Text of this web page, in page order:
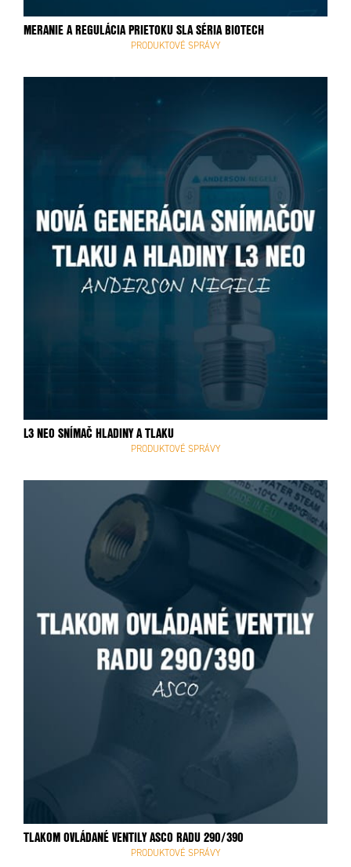
MERANIE A REGULÁCIA PRIETOKU SLA SÉRIA BIOTECH
PRODUKTOVÉ SPRÁVY
L3 NEO SNÍMAČ HLADINY A TLAKU
PRODUKTOVÉ SPRÁVY
TLAKOM OVLÁDANÉ VENTILY ASCO RADU 290/390
PRODUKTOVÉ SPRÁVY